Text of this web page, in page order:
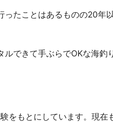
たことはあるものの20年
できて手ぶらでOKな海釣
をもとにしています。現在